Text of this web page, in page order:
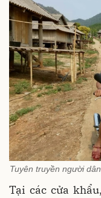
Tuyên truyền người
Tại các cửa